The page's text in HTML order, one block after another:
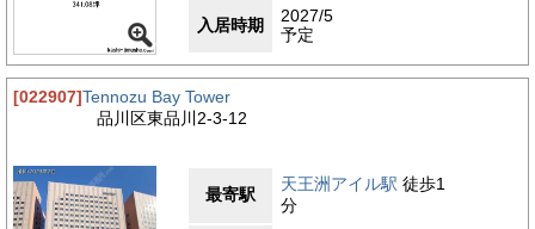
入居時期
2027/5
予定
[022907]Tennozu Bay Tower
品川区東品川2-3-12
最寄駅
天王洲アイル駅 徒歩1
分